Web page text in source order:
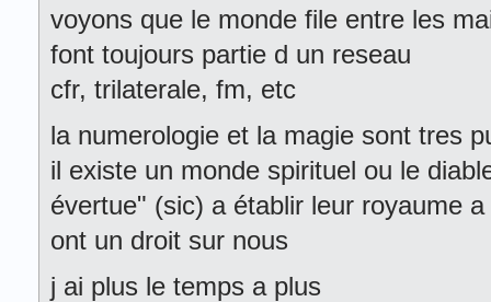
voyons que le monde file entre les
font toujours partie d un reseau
cfr, trilaterale, fm, etc
la numerologie et la magie sont tres
il existe un monde spirituel ou le
évertue" (sic) a établir leur royaume
ont un droit sur nous
j ai plus le temps a plus